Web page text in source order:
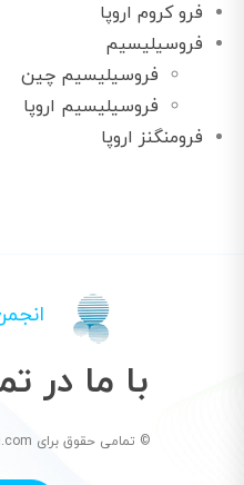
فرو کروم اروپا
فروسیلیسیم
فروسیلیسیم چین
فروسیلیسیم اروپا
فرومنگنز اروپا
با ما در
© تمامی حقوق برای ferroalloyasn.com محفوظ است.